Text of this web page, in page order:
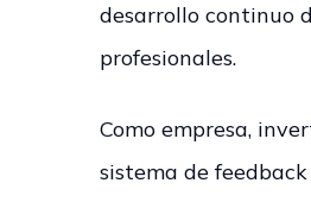
desarrollo continuo
profesionales.
Como empresa,
sistema de